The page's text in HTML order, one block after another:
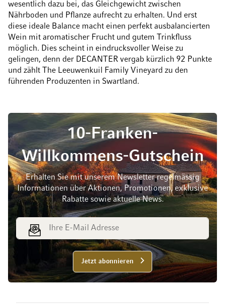
wesentlich dazu bei, das Gleichgewicht zwischen
Nährboden und Pflanze aufrecht zu erhalten. Und erst
diese ideale Balance macht einen perfekt ausbalancierten
Wein mit aromatischer Frucht und gutem Trinkfluss
möglich. Dies scheint in eindrucksvoller Weise zu
gelingen, denn der DECANTER vergab kürzlich 92 Punkte
und zählt The Leeuwenkuil Family Vineyard zu den
führenden Produzenten in Swartland.
10-Franken-
Willkommens-Gutschein
Erhalten Sie mit unserem Newsletter regelmässig
Informationen über Aktionen, Promotionen, exklusive
Rabatte sowie aktuelle News.
E-Mail Adresse
Jetzt abonnieren